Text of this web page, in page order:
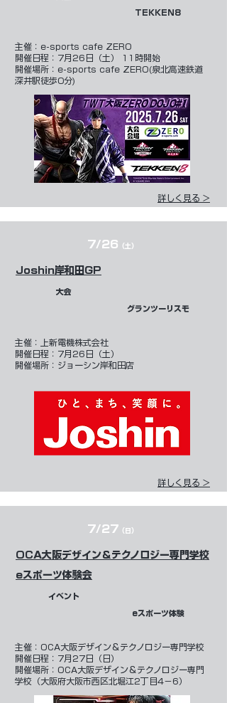
TEKKEN8
​主催： e-sports cafe ZERO
開催日程：7月26日（土） 11時開始
開催場所：e-sports cafe ZERO(泉北高速鉄道
深井駅徒歩0分)
詳しく見る >
7/26 （土）
Joshin岸和田GP
大会
グランツーリスモ
​主催：
上新電機株式会社
開催日程：7月26日（土）
開催場所：ジョーシン岸和田店
詳しく見る >
7/27 （日）
​OCA大阪デザイン＆テクノロジー専門学校
eスポーツ体験会
​イベント
eスポーツ体験
​主催： OCA大阪デザイン＆テクノロジー専門学校
開催日程：7月27日（日）
開催場所：OCA大阪デザイン＆テクノロジー専門
学校（大阪府大阪市西区北堀江2丁目4−6）